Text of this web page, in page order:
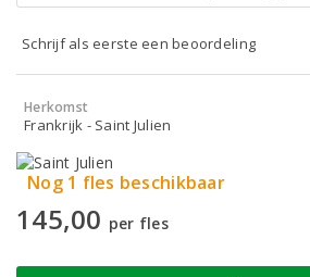
Schrijf als eerste een beoordeling
Herkomst
Frankrijk - Saint Julien
Nog 1 fles beschikbaar
145,00 per fles